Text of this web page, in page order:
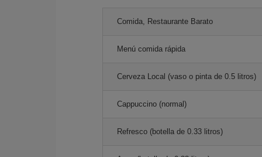
Comida, Restaurante Barato
Menú comida rápida
Cerveza Local (vaso o pinta de 0.5 litros)
Cappuccino (normal)
Refresco (botella de 0.33 litros)